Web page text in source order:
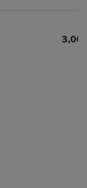
3,00